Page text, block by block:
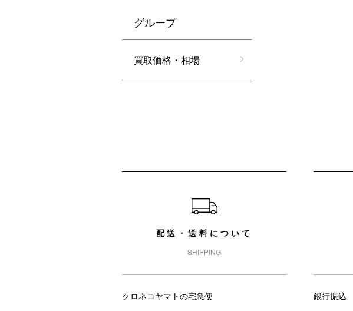
グループ
買取価格・相場
配送・送料について
SHIPPING
クロネコヤマトの宅急便 銀行振込